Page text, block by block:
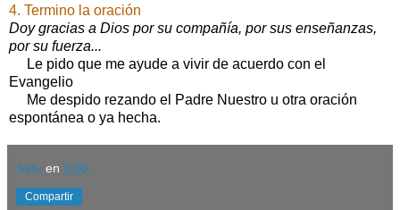
4. Termino la oración
Doy gracias a Dios por su compañía, por sus enseñanzas,
por su fuerza...
Le pido que me ayude a vivir de acuerdo con el
Evangelio
Me despido rezando el Padre Nuestro u otra oración
espontánea o ya hecha.
Satu en 0:00
Compartir